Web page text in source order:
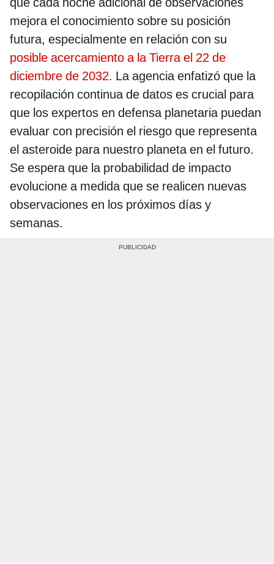
mejora el conocimiento sobre su posición
futura, especialmente en relación con su
posible acercamiento a la Tierra el 22 de
diciembre de 2032. La agencia enfatizó que la
recopilación continua de datos es crucial para
que los expertos en defensa planetaria puedan
evaluar con precisión el riesgo que representa
el asteroide para nuestro planeta en el futuro.
Se espera que la probabilidad de impacto
evolucione a medida que se realicen nuevas
observaciones en los próximos días y
semanas.